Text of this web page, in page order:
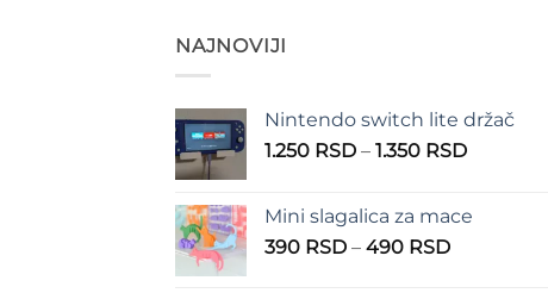
NAJNOVIJI
Nintendo switch lite držač
1.250 RSD – 1.350 RSDRaspon
1.250 RSD
Mini slagalica za mace
390 RSD – 490 RSDRaspon